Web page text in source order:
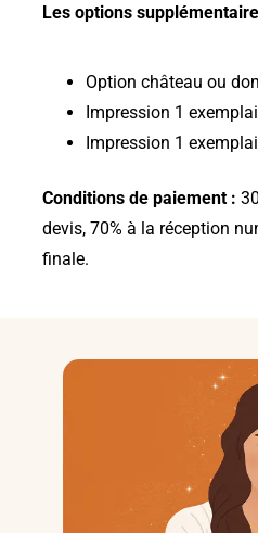
Les options
Option château ou
Impression 1
Impression 1
Conditions de paiement :
devis, 70% à la réception
finale.